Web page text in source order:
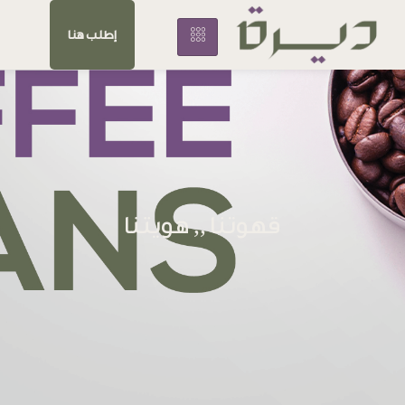
إطلب هنا
قهوتنا ,, هويتنا